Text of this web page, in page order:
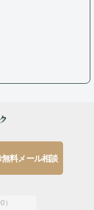
無料メール相談